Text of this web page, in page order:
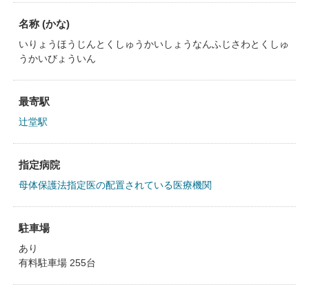
名称 (かな)
いりょうほうじんとくしゅうかいしょうなんふじさわとくしゅ
うかいびょういん
最寄駅
辻堂駅
指定病院
母体保護法指定医の配置されている医療機関
駐車場
あり
有料駐車場 255台